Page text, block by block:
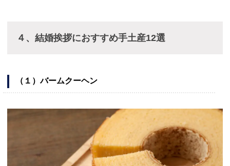
４、結婚挨拶におすすめ手土産12選
（１）バームクーヘン